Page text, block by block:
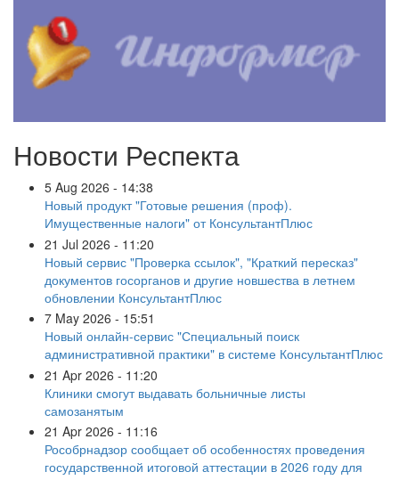
Новости Респекта
5 Aug 2026 - 14:38
Новый продукт "Готовые решения (проф).
Имущественные налоги" от КонсультантПлюс
21 Jul 2026 - 11:20
Новый сервис "Проверка ссылок", "Краткий пересказ"
документов госорганов и другие новшества в летнем
обновлении КонсультантПлюс
7 May 2026 - 15:51
Новый онлайн-сервис "Специальный поиск
административной практики" в системе КонсультантПлюс
21 Apr 2026 - 11:20
Клиники смогут выдавать больничные листы
самозанятым
21 Apr 2026 - 11:16
Рособрнадзор сообщает об особенностях проведения
государственной итоговой аттестации в 2026 году для